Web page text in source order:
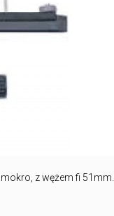
z wężem fi 51mm.